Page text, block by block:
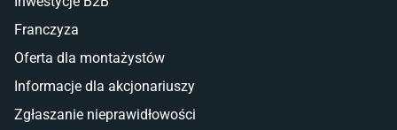
Franczyza
Oferta dla montażystów
Informacje dla akcjonariuszy
Zgłaszanie nieprawidłowości